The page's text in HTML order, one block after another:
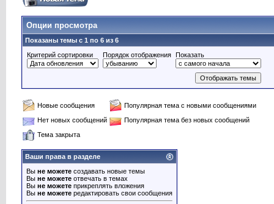
Опции просмотра
Показаны темы с 1 по 6 из 6
Критерий сортировки
Порядок отображения Показать
Новые сообщения
Популярная тема с новыми сообщениями
Нет новых сообщений
Популярная тема без новых сообщений
Тема закрыта
Ваши права в разделе
Вы не можете создавать новые темы
Вы не можете отвечать в темах
Вы не можете прикреплять вложения
Вы не можете редактировать свои сообщения